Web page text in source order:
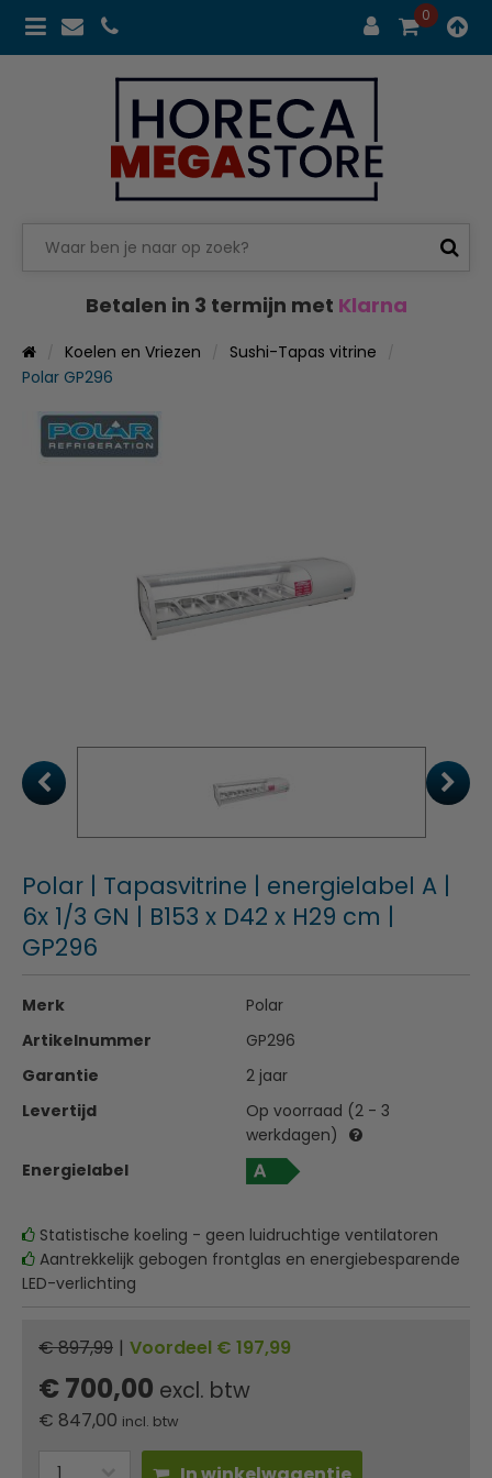
0
Betalen in 3 termijn met Klarna
Koelen en Vriezen
Sushi-Tapas vitrine
Polar GP296
Polar | Tapasvitrine | energielabel A |
6x 1/3 GN | B153 x D42 x H29 cm |
GP296
Merk
Polar
Artikelnummer
GP296
Garantie
2 jaar
Levertijd
Op voorraad (2 - 3
werkdagen)
Energielabel
Statistische koeling - geen luidruchtige ventilatoren
Aantrekkelijk gebogen frontglas en energiebesparende
LED-verlichting
€ 897,99 | Voordeel € 197,99
€ 700,00 excl. btw
€ 847,00 incl. btw